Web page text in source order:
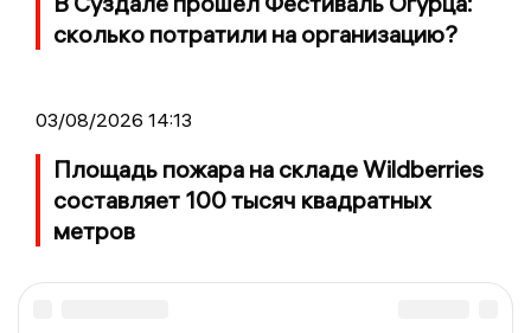
сколько потратили на организацию?
03/08/2026 14:13
Площадь пожара на складе Wildberries
составляет 100 тысяч квадратных
метров